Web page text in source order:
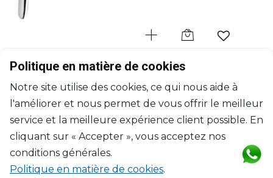
CHRISTOFLE
Cuillère à café en acier
L: 14cm
$23
Politique en matière de cookies
Notre site utilise des cookies, ce qui nous aide à
l'améliorer et nous permet de vous offrir le meilleur
service et la meilleure expérience client possible. En
cliquant sur « Accepter », vous acceptez nos
conditions générales.
Politique en matière de cookies.